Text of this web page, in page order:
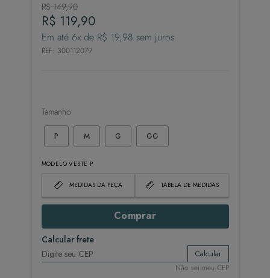
R$ 149,90
R$ 119,90
Em até 6x de R$ 19,98 sem juros
REF: 300112079
Tamanho
P M G GG
MODELO VESTE P
MEDIDAS DA PEÇA TABELA DE MEDIDAS
Comprar
Calcular frete
Calcular
Não sei meu CEP